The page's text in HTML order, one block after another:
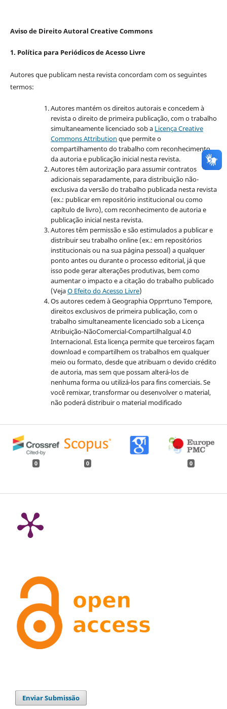
Aviso de Direito Autoral Creative Commons
1. Política para Periódicos de Acesso Livre
Autores que publicam nesta revista concordam com os seguintes
termos:
Autores mantém os direitos autorais e concedem à
revista o direito de primeira publicação, com o trabalho
simultaneamente licenciado sob a Licença Creative
Commons Attribution que permite o
compartilhamento do trabalho com reconhecimento
da autoria e publicação inicial nesta revista.
Autores têm autorização para assumir contratos
adicionais separadamente, para distribuição não-
exclusiva da versão do trabalho publicada nesta revista
(ex.: publicar em repositório institucional ou como
capítulo de livro), com reconhecimento de autoria e
publicação inicial nesta revista.
Autores têm permissão e são estimulados a publicar e
distribuir seu trabalho online (ex.: em repositórios
institucionais ou na sua página pessoal) a qualquer
ponto antes ou durante o processo editorial, já que
isso pode gerar alterações produtivas, bem como
aumentar o impacto e a citação do trabalho publicado
(VejaO Efeito do Acesso Livre)
Os autores cedem à Geographia Opprrtuno Tempore,
direitos exclusivos de primeira publicação, com o
trabalho simultaneamente licenciado sob a Licença
Atribuição-NãoComercial-CompartilhaIgual 4.0
Internacional. Esta licença permite que terceiros façam
download e compartilhem os trabalhos em qualquer
meio ou formato, desde que atribuam o devido crédito
de autoria, mas sem que possam alterá-los de
nenhuma forma ou utilizá-los para fins comerciais. Se
você remixar, transformar ou desenvolver o material,
não poderá distribuir o material modificado
0 0 0
Enviar Submissão